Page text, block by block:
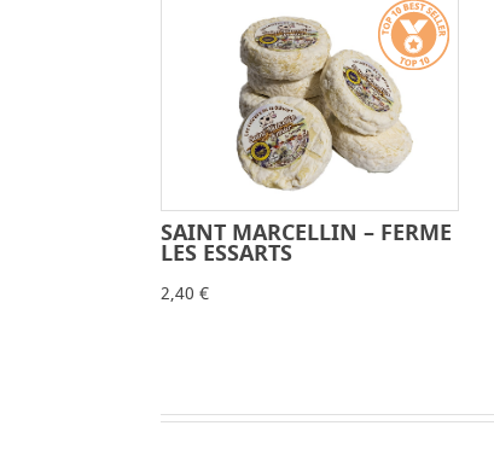
- +
SAINT MARCELLIN – FERME
LES ESSARTS
2,40 €